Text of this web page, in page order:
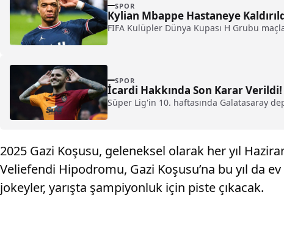
SPOR
Kylian Mbappe Hastaneye
FIFA Kulüpler Dünya Kupası H Grubu
SPOR
İcardi Hakkında Son Karar
Süper Lig'in 10. haftasında Galatasaray
2025 Gazi Koşusu, geleneksel olarak her yıl
Veliefendi Hipodromu, Gazi Koşusu’na bu yıl da
jokeyler, yarışta şampiyonluk için piste çıkacak.